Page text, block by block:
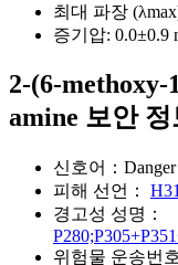
최대 파장
증기압: 0.0±0.9
2-(6-
amine 보안 정
신호어： Danger
피해 선언：
경고성 성명：
위험물 운송번호